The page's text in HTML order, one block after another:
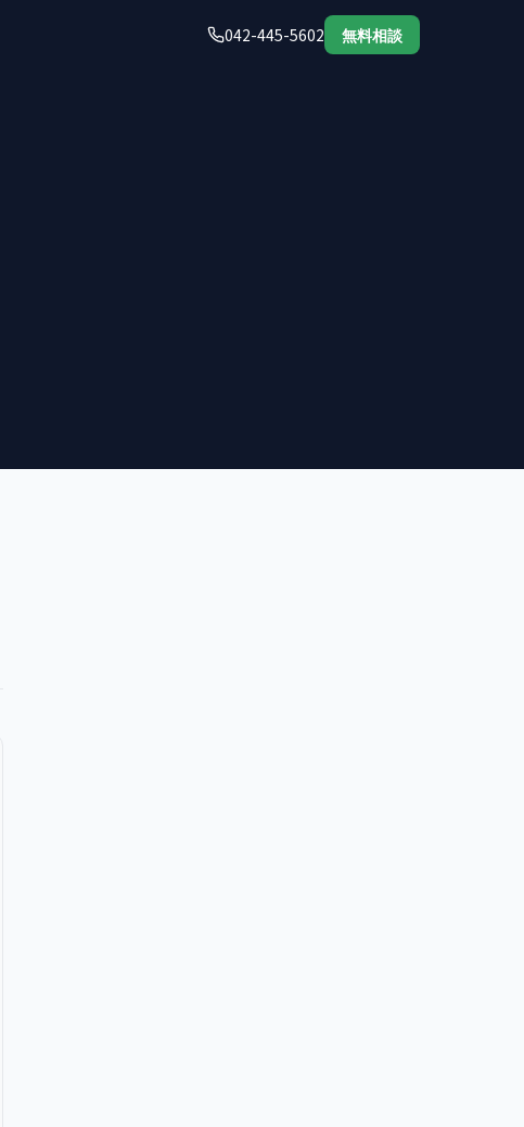
042-445-5602 無料相談